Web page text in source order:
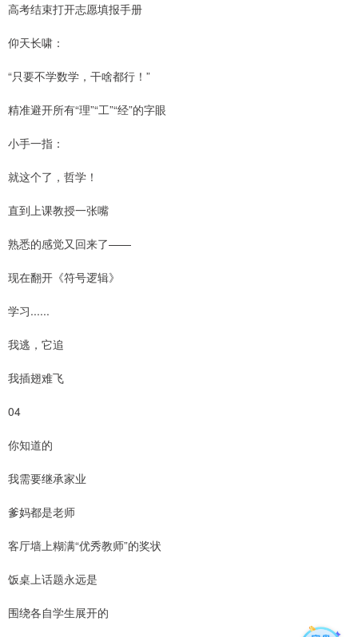
高考结束打开志愿填报手册
仰天长啸：
“只要不学数学，干啥都行！”
精准避开所有“理”“工”“经”的字眼
小手一指：
就这个了，哲学！
直到上课教授一张嘴
熟悉的感觉又回来了——
现在翻开《符号逻辑》
学习......
我逃，它追
我插翅难飞
04
你知道的
我需要继承家业
爹妈都是老师
客厅墙上糊满“优秀教师”的奖状
饭桌上话题永远是
围绕各自学生展开的